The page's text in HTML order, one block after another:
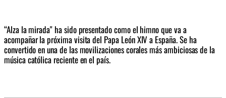
“Alza la mirada" ha sido presentado como el himno que va a
acompañar la próxima visita del Papa León XIV a España. Se ha
convertido en una de las movilizaciones corales más ambiciosas de la
música católica reciente en el país.